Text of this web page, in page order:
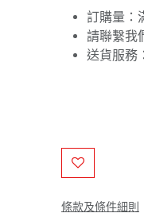
訂購量：
請聯繫我
送貨服務
條款及條件細則